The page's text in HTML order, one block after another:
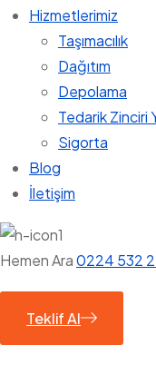
Hizmetlerimiz
Taşımacılık
Dağıtım
Depolama
Tedarik Zinciri
Sigorta
Blog
İletişim
Hemen Ara0224 532
Teklif Al